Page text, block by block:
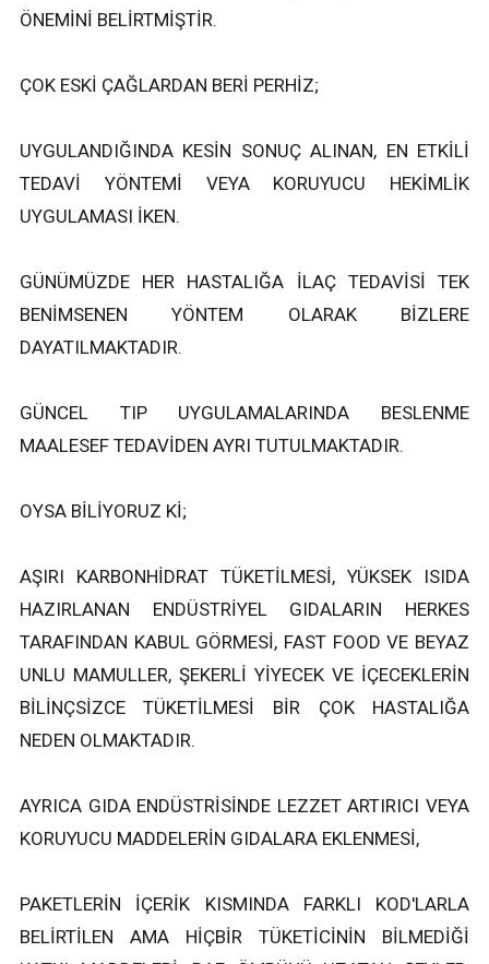
ÖNEMİNİ BELİRTMİŞTİR.
ÇOK ESKİ ÇAĞLARDAN BERİ PERHİZ;
UYGULANDIĞINDA KESİN SONUÇ ALINAN, EN ETKİLİ
TEDAVİ YÖNTEMİ VEYA KORUYUCU HEKİMLİK
UYGULAMASI İKEN.
GÜNÜMÜZDE HER HASTALIĞA İLAÇ TEDAVİSİ TEK
BENİMSENEN YÖNTEM OLARAK BİZLERE
DAYATILMAKTADIR.
GÜNCEL TIP UYGULAMALARINDA BESLENME
MAALESEF TEDAVİDEN AYRI TUTULMAKTADIR.
OYSA BİLİYORUZ Kİ;
AŞIRI KARBONHİDRAT TÜKETİLMESİ, YÜKSEK ISIDA
HAZIRLANAN ENDÜSTRİYEL GIDALARIN HERKES
TARAFINDAN KABUL GÖRMESİ, FAST FOOD VE BEYAZ
UNLU MAMULLER, ŞEKERLİ YİYECEK VE İÇECEKLERİN
BİLİNÇSİZCE TÜKETİLMESİ BİR ÇOK HASTALIĞA
NEDEN OLMAKTADIR.
AYRICA GIDA ENDÜSTRİSİNDE LEZZET ARTIRICI VEYA
KORUYUCU MADDELERİN GIDALARA EKLENMESİ,
PAKETLERİN İÇERİK KISMINDA FARKLI KOD'LARLA
BELİRTİLEN AMA HİÇBİR TÜKETİCİNİN BİLMEDİĞİ